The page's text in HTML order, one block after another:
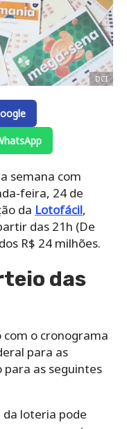
DCI
semana com
feira, 24 de
da Lotofácil,
das 21h (De
R$ 24 milhões.
das
o cronograma
para as
as seguintes
da loteria pode